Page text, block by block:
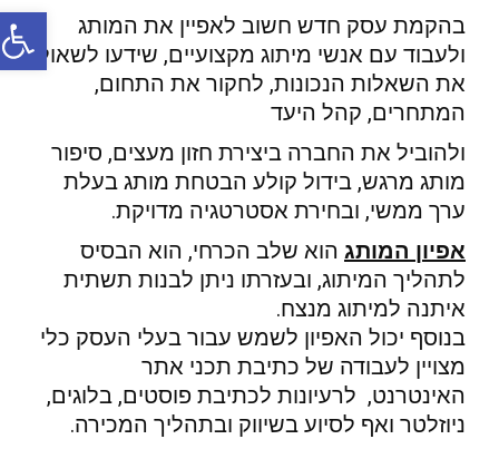
בהקמת עסק חדש חשוב לאפיין את המותג
ולעבוד עם אנשי מיתוג מקצועיים, שידעו לשאול
את השאלות הנכונות, לחקור את התחום,
המתחרים, קהל היעד
ולהוביל את החברה ביצירת חזון מעצים, סיפור
מותג מרגש, בידול קולע הבטחת מותג בעלת
ערך ממשי, ובחירת אסטרטגיה מדויקת.
אפיון המותגהוא שלב הכרחי, הוא הבסיס
לתהליך המיתוג, ובעזרתו ניתן לבנות תשתית
איתנה למיתוג מנצח.
בנוסף יכול האפיון לשמש עבור בעלי העסק כלי
מצויין לעבודה של כתיבת תכני אתר
האינטרנט, לרעיונות לכתיבת פוסטים, בלוגים,
ניוזלטר ואף לסיוע בשיווק ובתהליך המכירה.
פתח